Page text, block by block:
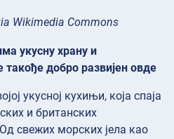
Wikimedia Commons
укусну храну и
такође добро развијен овде
укусној кухињи, која спаја
и британских
свежих морских јела као